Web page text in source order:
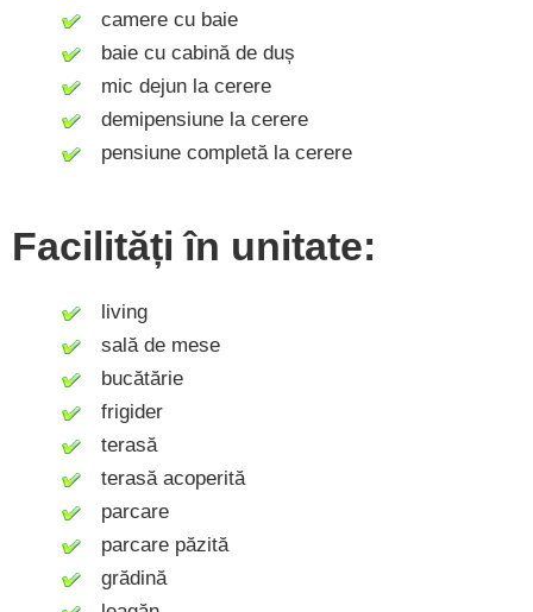
camere cu baie
baie cu cabină de duș
mic dejun la cerere
demipensiune la cerere
pensiune completă la cerere
Facilități în unitate:
living
sală de mese
bucătărie
frigider
terasă
terasă acoperită
parcare
parcare păzită
grădină